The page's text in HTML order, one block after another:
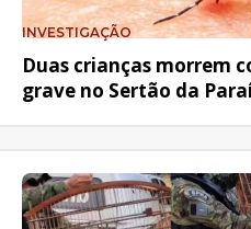
INVESTIGAÇÃO
Duas crianças morrem
grave no Sertão da